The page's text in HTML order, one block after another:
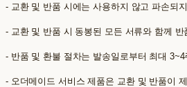
- 교환 및 반품 시에는 사용하지 않고 파손되
- 교환 및 반품 시 동봉된 모든 서류와 함께 반
- 반품 및 환불 절차는 발송일로부터 최대 3~4
- 오더메이드 서비스 제품은 교환 및 반품이